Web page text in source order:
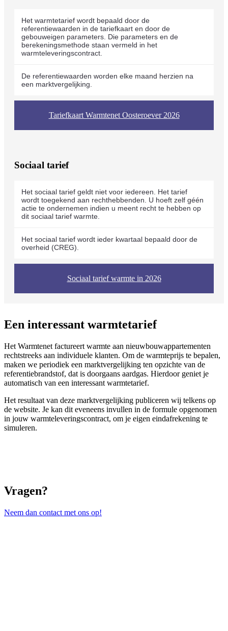
Het warmtetarief wordt bepaald door de
referentiewaarden in de tariefkaart en door de
gebouweigen parameters. Die parameters en de
berekeningsmethode staan vermeld in het
warmteleveringscontract.
De referentiewaarden worden elke maand herzien na
een marktvergelijking.
Tariefkaart Warmtenet Oosteroever 2026
Sociaal tarief
Het sociaal tarief geldt niet voor iedereen. Het tarief
wordt toegekend aan rechthebbenden. U hoeft zelf géén
actie te ondernemen indien u meent recht te hebben op
dit sociaal tarief warmte.
Het sociaal tarief wordt ieder kwartaal bepaald door de
overheid (CREG).
Sociaal tarief warmte in 2026
Een interessant warmtetarief
Het Warmtenet factureert warmte aan nieuwbouwappartementen
rechtstreeks aan individuele klanten. Om de warmteprijs te bepalen,
maken we periodiek een marktvergelijking ten opzichte van de
referentiebrandstof, dat is doorgaans aardgas. Hierdoor geniet je
automatisch van een interessant warmtetarief.
Het resultaat van deze marktvergelijking publiceren wij telkens op
de website. Je kan dit eveneens invullen in de formule opgenomen
in jouw warmteleveringscontract, om je eigen eindafrekening te
simuleren.
Vragen?
Neem dan contact met ons op!